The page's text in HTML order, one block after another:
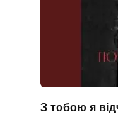
З тобою я